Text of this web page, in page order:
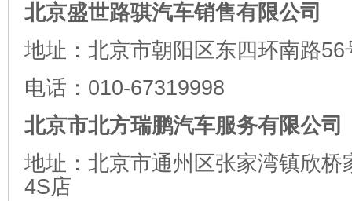
北京盛世路骐汽车销售有限公司
地址：北京市朝阳区东四环南路56
电话：010-67319998
北京市北方瑞鹏汽车服务有限公司
地址：北京市通州区张家湾镇欣桥
4S店